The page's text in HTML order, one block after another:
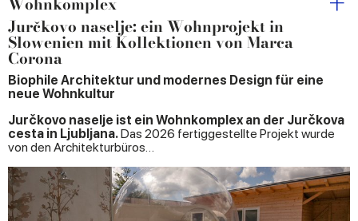
Jurčkovo naselje: ein Wohnprojekt in
Slowenien mit Kollektionen von Marca
Corona
Biophile Architektur und modernes Design für eine
neue Wohnkultur
Jurčkovo naselje ist ein Wohnkomplex an der Jurčkova
cesta in Ljubljana.Das 2026 fertiggestellte Projekt wurde
von den Architekturbüros…